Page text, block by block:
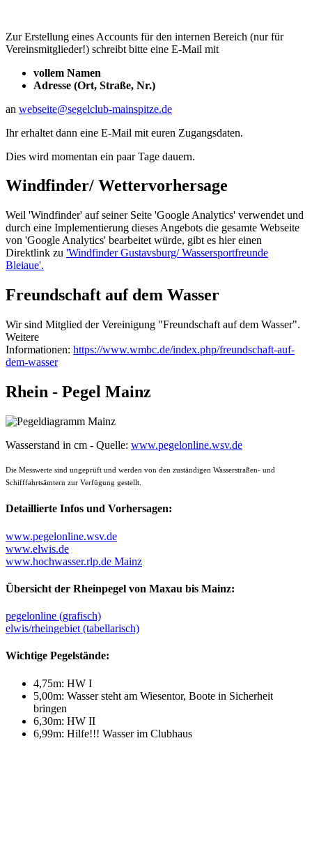
Zur Erstellung eines Accounts für den internen Bereich (nur für
Vereinsmitglieder!) schreibt bitte eine E-Mail mit
vollem Namen
Adresse (Ort, Straße, Nr.)
an webseite@segelclub-mainspitze.de
Ihr erhaltet dann eine E-Mail mit euren Zugangsdaten.
Dies wird momentan ein paar Tage dauern.
Windfinder/ Wettervorhersage
Weil 'Windfinder' auf seiner Seite 'Google Analytics' verwendet und
durch eine Implementierung dieses Angebots die gesamte Webseite
von 'Google Analytics' bearbeitet würde, gibt es hier einen
Direktlink zu 'Windfinder Gustavsburg/ Wassersportfreunde
Bleiaue'.
Freundschaft auf dem Wasser
Wir sind Mitglied der Vereinigung "Freundschaft auf dem Wasser".
Weitere
Informationen: https://www.wmbc.de/index.php/freundschaft-auf-
dem-wasser
Rhein - Pegel Mainz
Wasserstand in cm - Quelle: www.pegelonline.wsv.de
Die Messwerte sind ungeprüft und werden von den zuständigen Wasserstraßen- und
Schifffahrtsämtern zur Verfügung gestellt.
Detaillierte Infos und Vorhersagen:
www.pegelonline.wsv.de
www.elwis.de
www.hochwasser.rlp.de Mainz
Übersicht der Rheinpegel von Maxau bis Mainz:
pegelonline (grafisch)
elwis/rheingebiet (tabellarisch)
Wichtige Pegelstände:
4,75m: HW I
5,00m: Wasser steht am Wiesentor, Boote in Sicherheit
bringen
6,30m: HW II
6,99m: Hilfe!!! Wasser im Clubhaus